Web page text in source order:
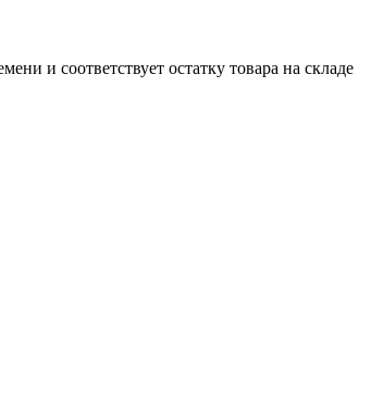
и соответствует остатку товара на складе